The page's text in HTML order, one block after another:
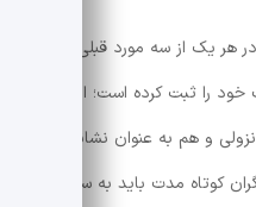
یک از سه مورد قبلی، بازار
را ثبت کرده است؛ این
و هم به عنوان نشانهٔ
کوتاه مدت باید به سطوح